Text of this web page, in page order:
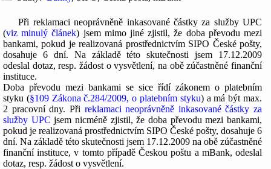
Při reklamaci neoprávněně inkasované částky za služby UPC
(viz minulý článek) jsem mimo jiné zjistil, že doba převodu mezi
bankami, pokud je realizovaná prostřednictvím SIPO České pošty,
dosahuje 6 dní. Na základě této skutečnosti jsem 17.12.2009
odeslal dotaz, resp. žádost o vysvětlení, na obě zúčastněné finanční
instituce.
Doba převodu mezi bankami se sice řídí zákonem o platebním
styku (§109 Zákona č.284/2009, o platebním styku) a má být max.
2 pracovní dny. Při reklamaci neoprávněně inkasované částky za
služby UPC jsem nicméně zjistil, že doba převodu mezi bankami,
pokud je realizovaná prostřednictvím SIPO České pošty, dosahuje 6
dní. Na základě této skutečnosti jsem 17.12.2009 na obě zúčastněné
finanční instituce, v tomto případě Českou poštu a mBank, odeslal
dotaz, resp. žádost o vysvětlení.